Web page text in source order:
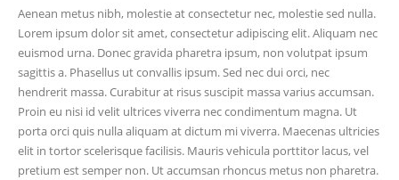
Aenean metus nibh, molestie at consectetur nec, molestie sed nulla.
Lorem ipsum dolor sit amet, consectetur adipiscing elit. Aliquam nec
euismod urna. Donec gravida pharetra ipsum, non volutpat ipsum
sagittis a. Phasellus ut convallis ipsum. Sed nec dui orci, nec
hendrerit massa. Curabitur at risus suscipit massa varius accumsan.
Proin eu nisi id velit ultrices viverra nec condimentum magna. Ut
porta orci quis nulla aliquam at dictum mi viverra. Maecenas ultricies
elit in tortor scelerisque facilisis. Mauris vehicula porttitor lacus, vel
pretium est semper non. Ut accumsan rhoncus metus non pharetra.